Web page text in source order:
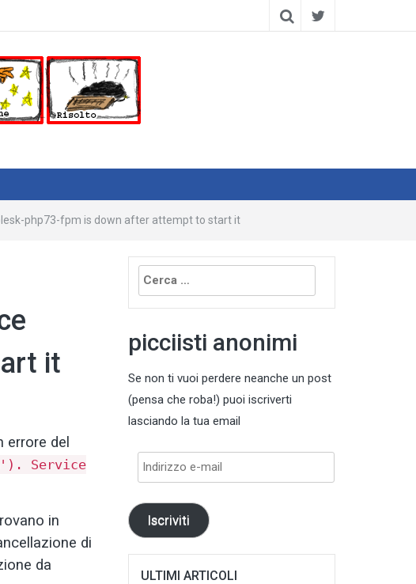
php73-fpm is down after attempt to start it
it
errore del
Service
in
di
da
Ricerca
per:
picciisti anonimi
Se non ti vuoi perdere neanche un post
(pensa che roba!) puoi iscriverti
lasciando la tua email
Indirizzo
Iscriviti
ULTIMI ARTICOLI